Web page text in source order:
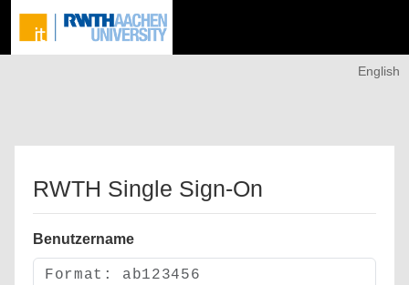
English
RWTH Single Sign-On
Benutzername